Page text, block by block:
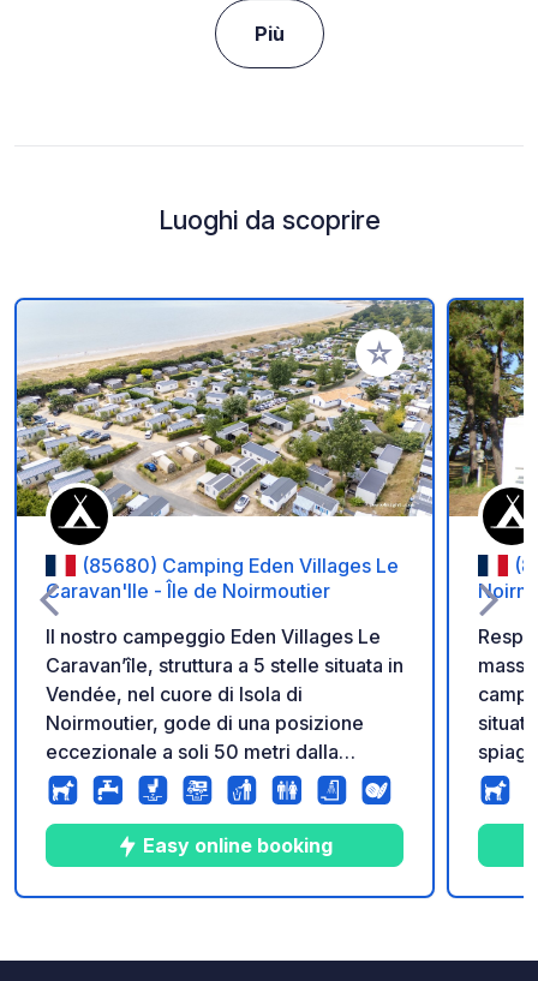
Più
Luoghi da scoprire
Aggiungi ai tuoi
(85680) Camping Eden Villages Le
Caravan'Ile - Île de Noirmoutier
Il nostro campeggio Eden Villages Le
Caravan’île, struttura a 5 stelle situata in
Vendée, nel cuore di Isola di
Noirmoutier, gode di una posizione
eccezionale a soli 50 metri dalla
spiaggia, con accesso diretto al mare.
Offre un parco acquatico di 1.000 m²,
nonché un’area interamente dedicata al
tempo libero, il tutto accanto a una
splendida spiaggia di sabbia fine. Le
Easy online booking
cuore